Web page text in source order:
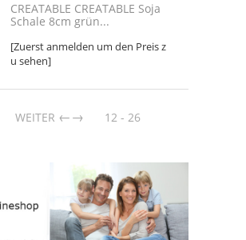
CREATABLE CREATABLE Soja
Schale 8cm grün...
[Zuerst anmelden um den Preis z
u sehen]
WEITER → 12 - 26